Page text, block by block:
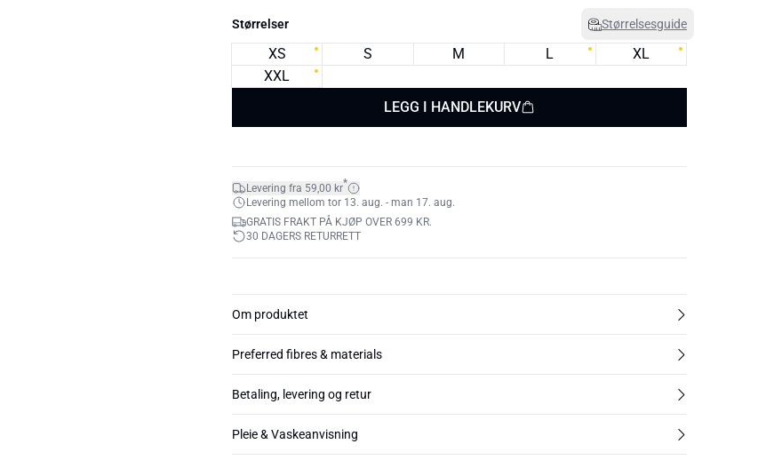
Størrelser Størrelsesguide
XS S M L
XL
XXL
LEGG I HANDLEKURV
Levering fra 59,00 kr*
Levering mellom tor 13. aug. - man 17. aug.
GRATIS FRAKT PÅ KJØP OVER 699 KR.
30 DAGERS RETURRETT
Om produktet
Preferred fibres & materials
Betaling, levering og retur
Pleie & Vaskeanvisning